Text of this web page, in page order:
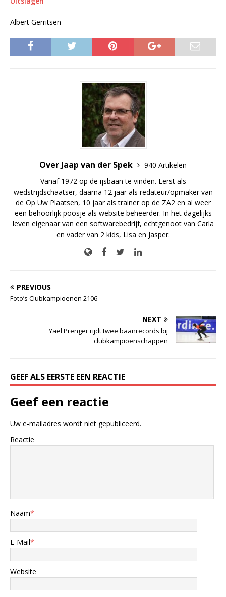
Albert Gerritsen
Over Jaap van der Spek
940 Artikelen
Vanaf 1972 op de ijsbaan te vinden. Eerst als
wedstrijdschaatser, daarna 12 jaar als redateur/opmaker van
de Op Uw Plaatsen, 10 jaar als trainer op de ZA2 en al weer
een behoorlijk poosje als website beheerder. In het dagelijks
leven eigenaar van een softwarebedrijf, echtgenoot van Carla
en vader van 2 kids, Lisa en Jasper.
PREVIOUS
Foto’s Clubkampioenen 2106
NEXT
Yael Prenger rijdt twee baanrecords bij
clubkampioenschappen
GEEF ALS EERSTE EEN REACTIE
Geef een reactie
Uw e-mailadres wordt niet gepubliceerd.
Reactie
Naam*
E-Mail*
Website